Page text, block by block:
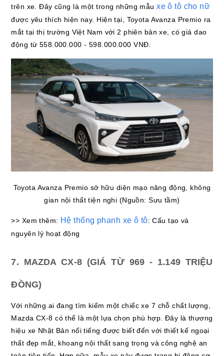
trên xe. Đây cũng là một trong những mẫuxe ô tô cho nữ
được yêu thích hiện nay. Hiện tại, Toyota Avanza Premio ra
mắt tại thị trường Việt Nam với 2 phiên bản xe, có giá dao
động từ 558.000.000 - 598.000.000 VNĐ.
Toyota Avanza Premio sở hữu diện mạo năng động, không
gian nội thất tiện nghi (Nguồn: Sưu tầm)
>> Xem thêm: Hệ thống phanh xe ô tô: Cấu tạo và
nguyên lý hoạt động
7. MAZDA CX-8 (GIÁ TỪ 969 - 1.149 TRIỆU
ĐỒNG)
Với những ai đang tìm kiếm một chiếc xe 7 chỗ chất lượng,
Mazda CX-8 có thể là một lựa chọn phù hợp. Đây là thương
hiệu xe Nhật Bản nổi tiếng được biết đến với thiết kế ngoại
thất đẹp mắt, khoang nội thất sang trọng và công nghệ an